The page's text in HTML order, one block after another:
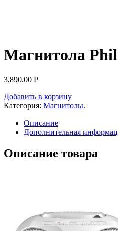
Магнитола
3,890.00 Р
Добавить в корзину
Категория: Магнитолы.
Описание
Дополнительная
Описание товара